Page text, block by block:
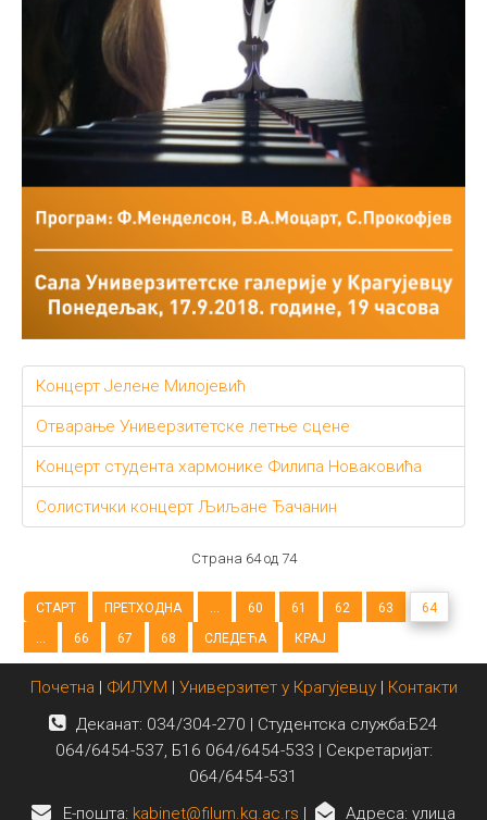
Концерт Јелене Милојевић
Отварање Универзитетске летње сцене
Концерт студента хармонике Филипа Новаковића
Солистички концерт Љиљане Ђачанин
Страна 64 од 74
СТАРТ ПРЕТХОДНА ... 60 61 62 63
64
...
66 67 68 СЛЕДЕЋА КРАЈ
Почетна | ФИЛУМ | Универзитет у Крагујевцу| Контакти
Деканат: 034/304-270 | Студентска служба:Б24
064/6454-537, Б16 064/6454-533 | Секретаријат:
064/6454-531
E-пошта: kabinet@filum.kg.ac.rs | Адреса: улица